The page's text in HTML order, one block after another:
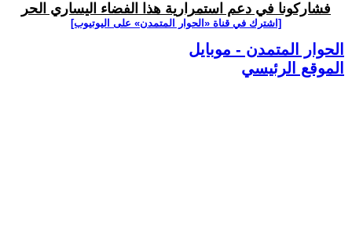
فشاركونا في دعم استمرارية هذا الفضاء اليساري الحر
[اشترك في قناة ‫«الحوار المتمدن» على اليوتيوب]
الحوار المتمدن - موبايل
الموقع الرئيسي